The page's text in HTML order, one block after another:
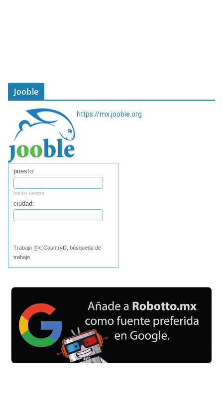
Jooble
https://mx.jooble.org
puesto:
medio tiempo
ciudad:
Trabajo @c:CountryD, búsqueda de
trabajo